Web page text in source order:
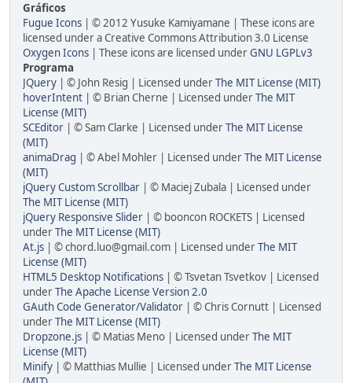
Gráficos
Fugue Icons | © 2012 Yusuke Kamiyamane | These icons are
licensed under a Creative Commons Attribution 3.0 License
Oxygen Icons | These icons are licensed underGNU LGPLv3
Programa
JQuery | © John Resig | Licensed underThe MIT License (MIT)
hoverIntent | © Brian Cherne | Licensed underThe MIT
License (MIT)
SCEditor | © Sam Clarke | Licensed underThe MIT License
(MIT)
animaDrag | © Abel Mohler | Licensed underThe MIT License
(MIT)
jQuery Custom Scrollbar | © Maciej Zubala | Licensed under
The MIT License (MIT)
jQuery Responsive Slider | © booncon ROCKETS | Licensed
underThe MIT License (MIT)
At.js | ©chord.luo@gmail.com | Licensed underThe MIT
License (MIT)
HTML5 Desktop Notifications | © Tsvetan Tsvetkov | Licensed
underThe Apache License Version 2.0
GAuth Code Generator/Validator | © Chris Cornutt | Licensed
underThe MIT License (MIT)
Dropzone.js | © Matias Meno | Licensed underThe MIT
License (MIT)
Minify | © Matthias Mullie | Licensed underThe MIT License